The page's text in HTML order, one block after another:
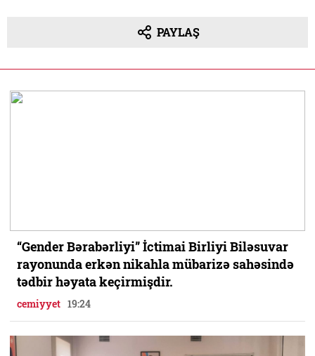
PAYLAŞ
“Gender Bərabərliyi” İctimai Birliyi Biləsuvar
rayonunda erkən nikahla mübarizə sahəsində
tədbir həyata keçirmişdir.
cemiyyet 19:24